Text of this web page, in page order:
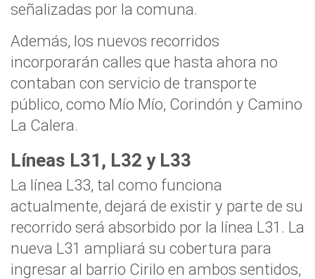
señalizadas por la comuna.
Además, los nuevos recorridos
incorporarán calles que hasta ahora no
contaban con servicio de transporte
público, como Mío Mío, Corindón y Camino
La Calera.
Líneas L31, L32 y L33
La línea L33, tal como funciona
actualmente, dejará de existir y parte de su
recorrido será absorbido por la línea L31. La
nueva L31 ampliará su cobertura para
ingresar al barrio Cirilo en ambos sentidos,